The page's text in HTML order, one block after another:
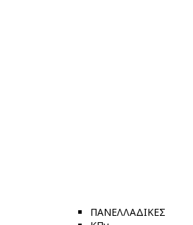
ΠΑΝΕΛΛΑΔΙΚΕΣ